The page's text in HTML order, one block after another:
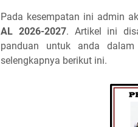
Pada kesempatan ini admin
AL 2026-2027. Artikel ini
panduan untuk anda
selengkapnya berikut ini.